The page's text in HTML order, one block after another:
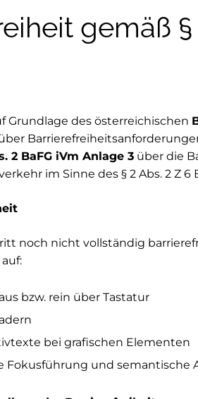
gemäß §
Grundlage des österreichischen
2 BaFG iVm Anlage 3über die
im Sinne des § 2 Abs. 2 Z 6
noch nicht vollständig
bzw. rein über Tastatur
bei grafischen Elementen
Fokusführung und semantische